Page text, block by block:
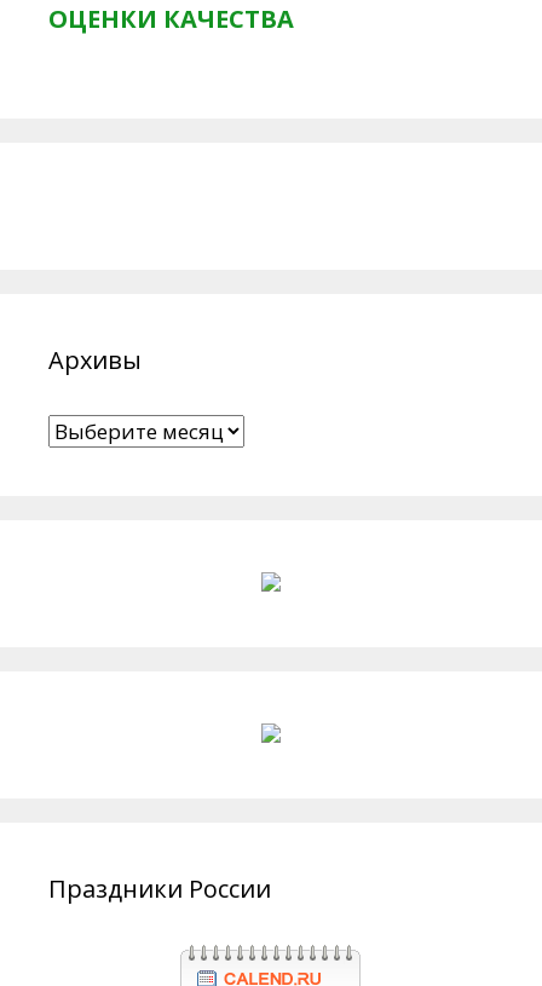
ОЦЕНКИ КАЧЕСТВА
Архивы
Архивы
Праздники России